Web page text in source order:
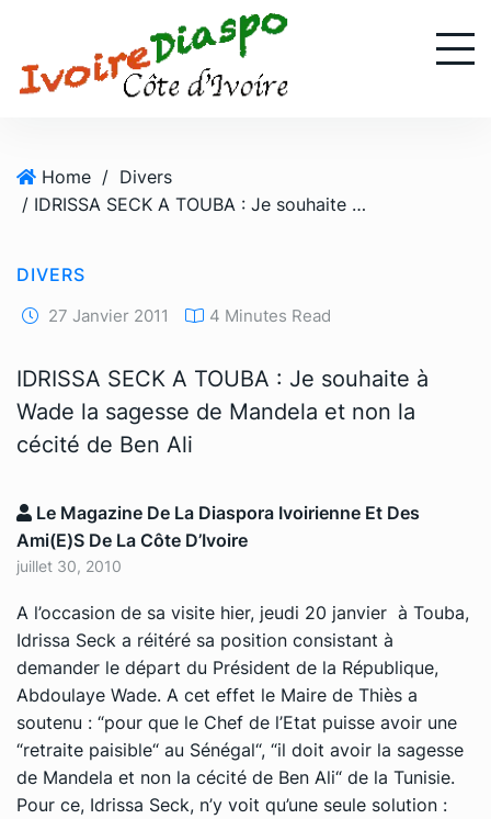
Home / Divers
/ IDRISSA SECK A TOUBA : Je souhaite à Wade la sagesse de Mandela et non la cécité de Ben Ali
DIVERS
27 Janvier 2011 4 Minutes Read
IDRISSA SECK A TOUBA : Je souhaite à
Wade la sagesse de Mandela et non la
cécité de Ben Ali
Le Magazine De La Diaspora Ivoirienne Et Des
Ami(e)s De La Côte D’Ivoire
juillet 30, 2010
A l’occasion de sa visite hier, jeudi 20 janvier à Touba,
Idrissa Seck a réitéré sa position consistant à
demander le départ du Président de la République,
Abdoulaye Wade. A cet effet le Maire de Thiès a
soutenu : “pour que le Chef de l’Etat puisse avoir une
“retraite paisible“ au Sénégal“, “il doit avoir la sagesse
de Mandela et non la cécité de Ben Ali“ de la Tunisie.
Pour ce, Idrissa Seck, n’y voit qu’une seule solution :